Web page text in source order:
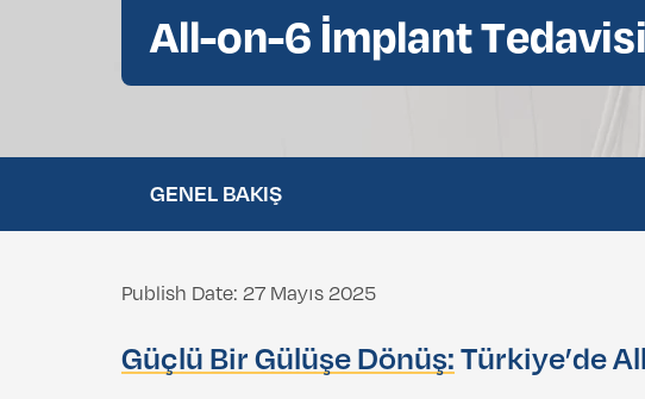
Göz Kapağı Estetiği (Blefaroplasti)
Gıdı Liposuction
All-on-6 İmplant Tedavisi
GENEL BAKIŞ
Publish Date: 27 Mayıs 2025
Güçlü Bir Gülüşe Dönüş:Türkiye’de